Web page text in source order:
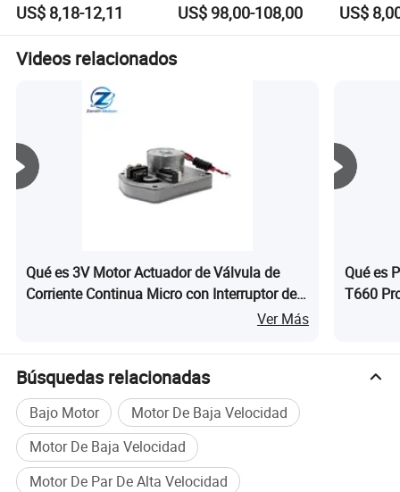
110mm 12V/24V para
Dispositivos de
Transmisión de Motor
de Limpiaparabrisas,
Motor Abridor de
Ventanas, Elevador con
Metal Opcional
US$ 8,18-12,11
Motor de Corriente
Continua Permanente
US$ 98,00-108,00
buena
1500W
US$
Videos relacionados
Qué es 3V Motor Actuador de Válvula de
Corriente Continua Micro con Interruptor de
Límite para Medidor de Agua de Tarjeta IC
Ver Más
Qué es
T660
Búsquedas relacionadas
Bajo Motor
Motor De Baja Velocidad
Motor De Baja Velocidad
Motor De Par De Alta Velocidad